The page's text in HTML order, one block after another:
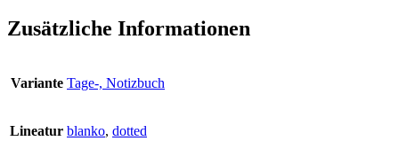
Zusätzliche Informationen
Variante Tage-, Notizbuch
Lineatur blanko, dotted